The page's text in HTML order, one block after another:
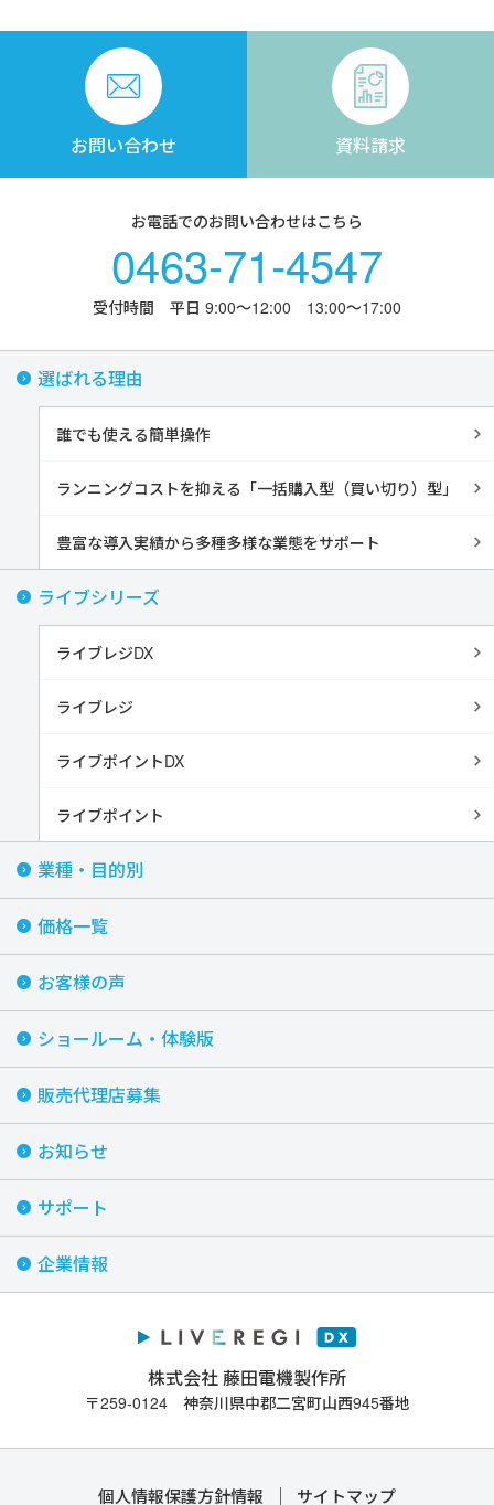
お問い合わせ 資料請求
お電話でのお問い合わせはこちら
0463-71-4547
受付時間 平日 9:00〜12:00 13:00〜17:00
株式会社 藤田電機製作所
〒259-0124 神奈川県中郡二宮町山西945番地
選ばれる理由
誰でも使える簡単操作
ランニングコストを抑える「一括購入型（買い切り）型」
豊富な導入実績から多種多様な業態をサポート
ライブシリーズ
ライブレジDX
ライブレジ
ライブポイントDX
ライブポイント
業種・目的別
価格一覧
お客様の声
ショールーム・体験版
販売代理店募集
お知らせ
サポート
企業情報
個人情報保護方針情報 サイトマップ